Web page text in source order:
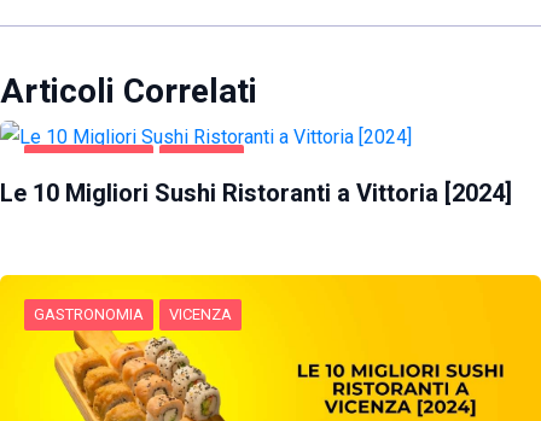
Articoli Correlati
GASTRONOMIA VITTORIA
Le 10 Migliori Sushi Ristoranti a Vittoria [2024]
GASTRONOMIA VICENZA